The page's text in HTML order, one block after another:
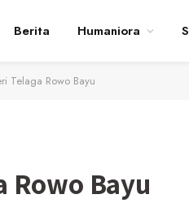
Berita Humaniora
Telaga Rowo Bayu
Rowo Bayu